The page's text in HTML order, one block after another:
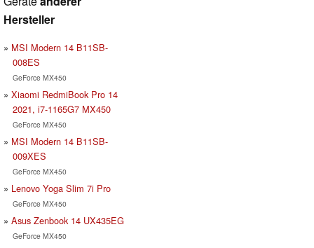
Hersteller
MSI Modern 14 B11SB-
008ES
GeForce MX450
Xiaomi RedmiBook Pro 14
2021, i7-1165G7 MX450
GeForce MX450
MSI Modern 14 B11SB-
009XES
GeForce MX450
Lenovo Yoga Slim 7i Pro
GeForce MX450
Asus Zenbook 14 UX435EG
GeForce MX450